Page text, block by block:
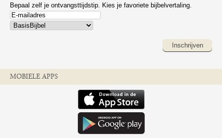
Bepaal zelf je ontvangsttijdstip. Kies je favoriete bijbelvertaling.
Inschrijven
MOBIELE APPS